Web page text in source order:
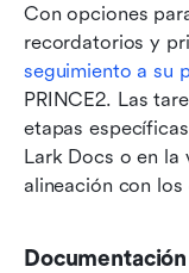
Con opciones
recordatorios y
seguimiento a su
PRINCE2. Las
etapas
Lark Docs o en la
alineación con